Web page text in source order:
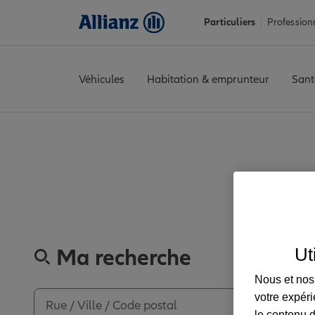
Particuliers
Véhicules Habitation & emprunteur
Ma recherche
Nous et
votre